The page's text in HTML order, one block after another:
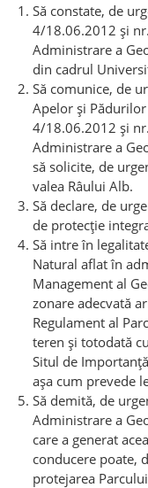
Să constate, de
4/18.06.2012 și
Administrare a
din cadrul
Să comunice, de
Apelor și
4/18.06.2012 și
Administrare a
să solicite, de
valea Râului Alb.
Să declare, de
de protecție
Să intre în
Natural aflat în
Management al
zonare adecvată
Regulament al
teren și totodată
Situl de
așa cum prevede
Să demită, de
Administrare a
care a generat
conducere poate,
protejarea